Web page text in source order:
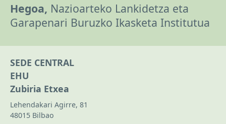
Hegoa, Nazioarteko Lankidetza eta
Garapenari Buruzko Ikasketa Institutua
SEDE CENTRAL
EHU
Zubiria Etxea
Lehendakari Agirre, 81
48015 Bilbao